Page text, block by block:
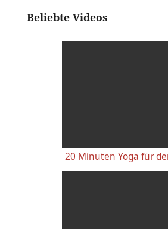
Beliebte Videos